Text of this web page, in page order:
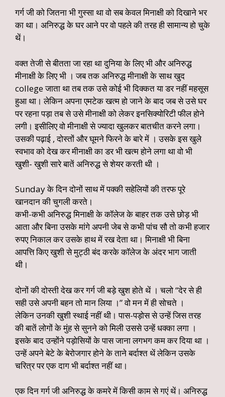
गर्ग जी को जितना भी गुस्सा था वो सब केवल मिनाक्षी को दिखाने भर
का था। अनिरुद्ध के घर आने पर वो पहले की तरह ही सामान्य हो चुके
थें।
वक्त तेजी से बीतता जा रहा था दुनिया के लिए भी और अनिरुद्ध
मीनाक्षी के लिए भी । जब तक अनिरुद्ध मीनाक्षी के साथ खुद
college जाता था तब तक उसे कोई भी दिक्कत या डर नहीं महसूस
हुआ था। लेकिन अपना एमटेक खत्म हो जाने के बाद जब से उसे घर
पर रहना पड़ा तब से उसे मीनाक्षी को लेकर इनसिक्योरिटी फील होने
लगी। इसीलिए वो मीनाक्षी से ज्यादा खुलकर बातचीत करने लगा।
उसकी पढ़ाई , दोस्तों और घूमने फिरने के बारे में । उसके इस खुले
स्वभाव को देख कर मीनाक्षी का डर भी खत्म होने लगा था वो भी
खुशी- खुशी सारे बातें अनिरुद्ध से शेयर करती थी ।
Sunday के दिन दोनों साथ में पक्की सहेलियों की तरफ पूरे
खानदान की चुगली करते।
कभी-कभी अनिरुद्ध मिनाक्षी के कॉलेज के बाहर तक उसे छोड़ भी
आता और बिना उसके मांगे अपनी जेब से कभी पांच सौ तो कभी हजार
रुपए निकाल कर उसके हाथ में रख देता था। मिनाक्षी भी बिना
आपत्ति किए खुशी से मुट्ठी बंद करके कॉलेज के अंदर भाग जाती
थी।
दोनों की दोस्ती देख कर गर्ग जी बड़े खुश होते थें । चलो “देर से ही
सही उसे अपनी बहन तो मान लिया ।” वो मन में ही सोचते ।
लेकिन उनकी खुशी स्थाई नहीं थी। पास-पड़ोस से उन्हें जिस तरह
की बातें लोगों के मुंह से सुनने को मिली उससे उन्हें धक्का लगा ।
इसके बाद उन्होंने पड़ोसियों के पास जाना लगभग कम कर दिया था ।
उन्हें अपने बेटे के बेरोजगार होने के ताने बर्दाश्त थें लेकिन उसके
चरित्र पर एक दाग भी बर्दाश्त नहीं था।
एक दिन गर्ग जी अनिरुद्ध के कमरे में किसी काम से गएं थें। अनिरुद्ध